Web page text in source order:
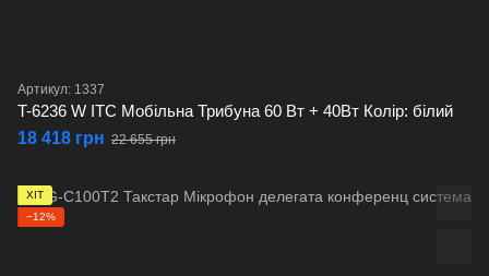
Артикул: 1337
T-6236 W ITC Мобільна Трибуна 60 Вт + 40Вт Колір: білий
18 418 грн 22 655 грн
ХІТ
−12%